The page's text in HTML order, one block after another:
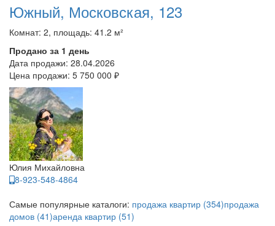
Южный, Московская, 123
Комнат: 2, площадь: 41.2 м²
Продано за 1 день
Дата продажи: 28.04.2026
Цена продажи: 5 750 000 ₽
Юлия Михайловна
8-923-548-4864
Самые популярные каталоги: продажа квартир (354)продажа
домов (41)аренда квартир (51)